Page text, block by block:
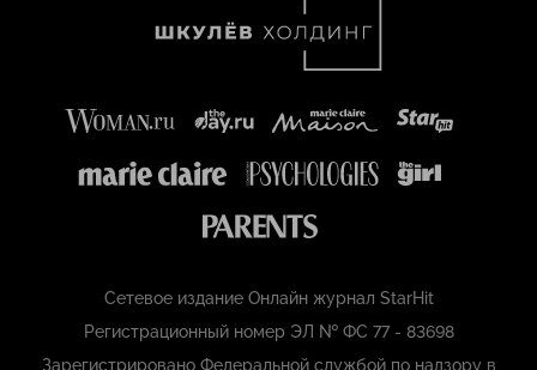
Сетевое издание Онлайн журнал StarHit
Регистрационный номер ЭЛ № ФС 77 - 83698
Зарегистрировано Федеральной службой по надзору в